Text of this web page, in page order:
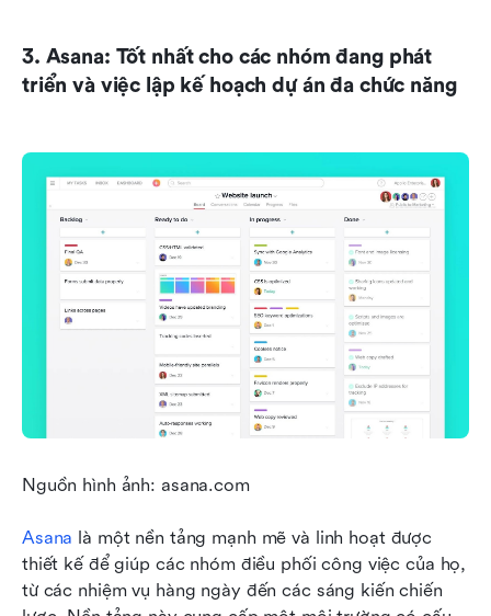
3. Asana: Tốt nhất cho các nhóm đang phát
triển và việc lập kế hoạch dự án đa chức năng
Nguồn hình ảnh: asana.com
Asana là một nền tảng mạnh mẽ và linh hoạt được
thiết kế để giúp các nhóm điều phối công việc của họ,
từ các nhiệm vụ hàng ngày đến các sáng kiến chiến